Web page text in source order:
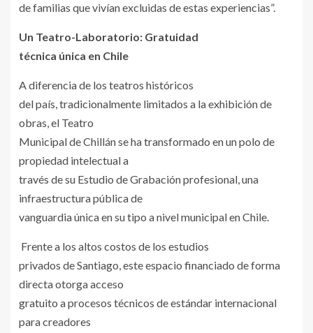
de familias que vivían excluidas de estas experiencias”.
Un Teatro-Laboratorio: Gratuidad
técnica única en Chile
A diferencia de los teatros históricos
del país, tradicionalmente limitados a la exhibición de
obras, el Teatro
Municipal de Chillán se ha transformado en un polo de
propiedad intelectual a
través de su Estudio de Grabación profesional, una
infraestructura pública de
vanguardia única en su tipo a nivel municipal en Chile.
Frente a los altos costos de los estudios
privados de Santiago, este espacio financiado de forma
directa otorga acceso
gratuito a procesos técnicos de estándar internacional
para creadores